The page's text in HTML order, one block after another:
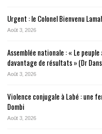
Urgent : le Colonel Bienvenu
Août 3, 2026
Assemblée nationale : « Le
davantage de résultats » (Dr
Août 3, 2026
Violence conjugale à Labé : une
Dombi
Août 3, 2026